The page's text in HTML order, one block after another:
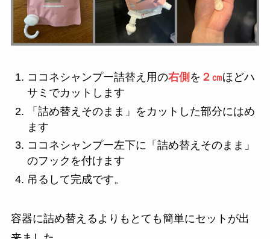
ココネシャンプー詰替え用の右側 を ２㎝ほどハ
サミでカットします
「詰め替えそのまま」をカットした部分にはめ
ます
ココネシャンプー左下に「詰め替えそのまま」
のフックを付けます
吊るして完成です。
容器に詰め替えるよりもとても簡単にセットが出